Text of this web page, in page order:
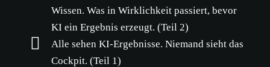
Wissen. Was in Wirklichkeit passiert, bevor
KI ein Ergebnis erzeugt. (Teil 2)
Alle sehen KI-Ergebnisse. Niemand sieht das
Cockpit. (Teil 1)